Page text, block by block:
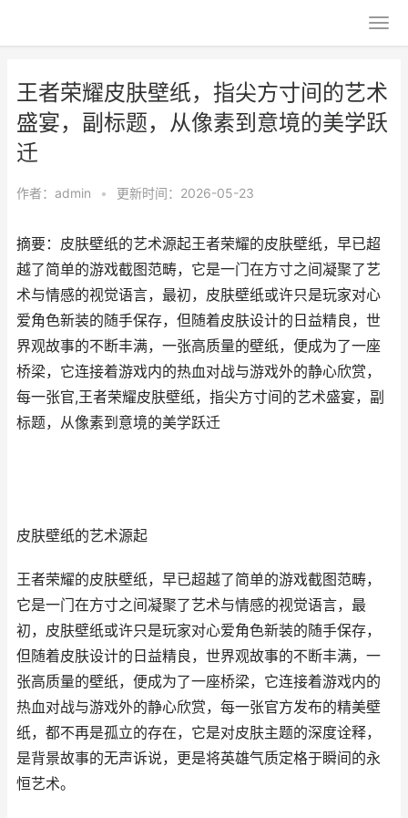
王者荣耀皮肤壁纸，指尖方寸间的艺术
盛宴，副标题，从像素到意境的美学跃
迁
作者： admin • 更新时间：2026-05-23
摘要：皮肤壁纸的艺术源起王者荣耀的皮肤壁纸，早已超
越了简单的游戏截图范畴，它是一门在方寸之间凝聚了艺
术与情感的视觉语言，最初，皮肤壁纸或许只是玩家对心
爱角色新装的随手保存，但随着皮肤设计的日益精良，世
界观故事的不断丰满，一张高质量的壁纸，便成为了一座
桥梁，它连接着游戏内的热血对战与游戏外的静心欣赏，
每一张官,王者荣耀皮肤壁纸，指尖方寸间的艺术盛宴，副
标题，从像素到意境的美学跃迁
皮肤壁纸的艺术源起
王者荣耀的皮肤壁纸，早已超越了简单的游戏截图范畴，
它是一门在方寸之间凝聚了艺术与情感的视觉语言，最
初，皮肤壁纸或许只是玩家对心爱角色新装的随手保存，
但随着皮肤设计的日益精良，世界观故事的不断丰满，一
张高质量的壁纸，便成为了一座桥梁，它连接着游戏内的
热血对战与游戏外的静心欣赏，每一张官方发布的精美壁
纸，都不再是孤立的存在，它是对皮肤主题的深度诠释，
是背景故事的无声诉说，更是将英雄气质定格于瞬间的永
恒艺术。